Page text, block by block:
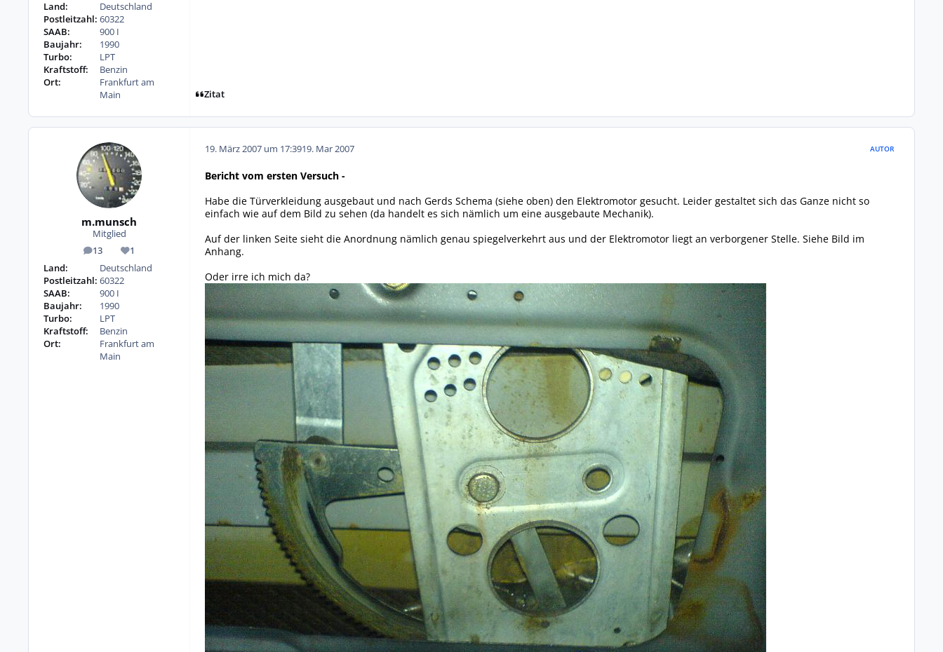
Land:
Deutschland
Postleitzahl: 60322
SAAB:
900 I
Baujahr:
1990
Turbo:
LPT
Kraftstoff:
Benzin
Ort:
Frankfurt am
Main
Zitat
m.munsch
Mitglied
13
Beiträge 1
Reputation
Land:
Deutschland
Postleitzahl: 60322
SAAB:
900 I
Baujahr:
1990
Turbo:
LPT
Kraftstoff:
Benzin
Ort:
Frankfurt am
Main
19. März 2007 um 17:3919. Mar 2007 AUTOR
Bericht vom ersten Versuch -
Habe die Türverkleidung ausgebaut und nach Gerds Schema (siehe oben) den Elektromotor gesucht. Leider gestaltet sich das Ganze nicht so
einfach wie auf dem Bild zu sehen (da handelt es sich nämlich um eine ausgebaute Mechanik).
Auf der linken Seite sieht die Anordnung nämlich genau spiegelverkehrt aus und der Elektromotor liegt an verborgener Stelle. Siehe Bild im
Anhang.
Oder irre ich mich da?